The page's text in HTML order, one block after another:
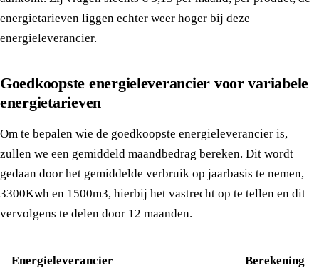
energietarieven liggen echter weer hoger bij deze
energieleverancier.
Goedkoopste energieleverancier voor variabele
energietarieven
Om te bepalen wie de goedkoopste energieleverancier is,
zullen we een gemiddeld maandbedrag bereken. Dit wordt
gedaan door het gemiddelde verbruik op jaarbasis te nemen,
3300Kwh en 1500m3, hierbij het vastrecht op te tellen en dit
vervolgens te delen door 12 maanden.
Energieleverancier Berekening